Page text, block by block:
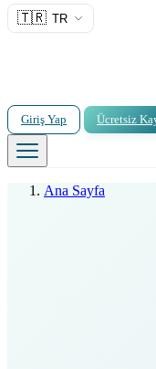
🇹🇷 TR
Giriş Yap Ücretsiz
Ana Sayfa